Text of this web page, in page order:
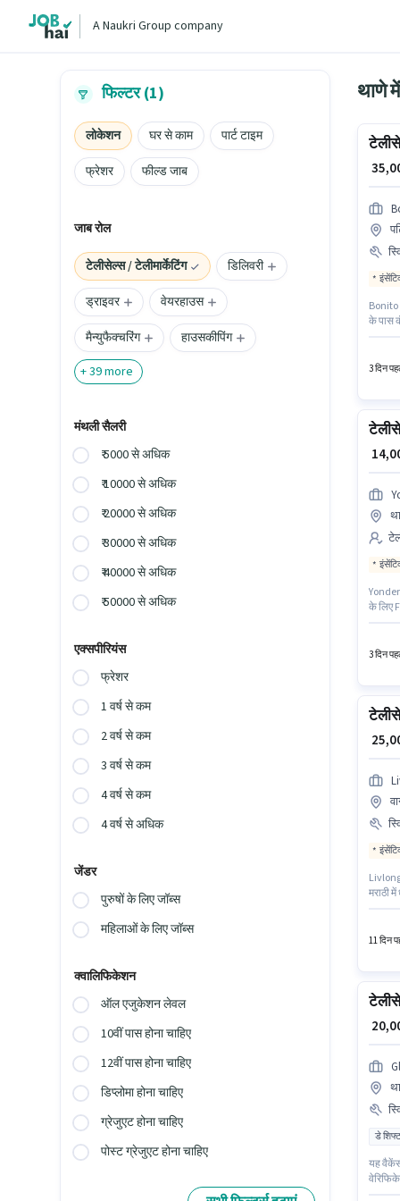
A Naukri Group company
फिल्टर (1)
लोकेशन घर से काम
पार्ट टाइम
फ्रेशर
फील्ड जाब
जाब रोल
टेलीसेल्स / टेलीमार्केटिंग
डिलिवरी
ड्राइवर
वेयरहाउस
मैन्युफैक्चरिंग
हाउसकीपिंग
+39more
मंथली सैलरी
₹ 5000 से अधिक
₹ 10000 से अधिक
₹ 20000 से अधिक
₹ 30000 से अधिक
₹ 40000 से अधिक
₹ 50000 से अधिक
एक्सपीरियंस
फ्रेशर
1 वर्ष से कम
2 वर्ष से कम
3 वर्ष से कम
4 वर्ष से कम
4 वर्ष से अधिक
जेंडर
पुरुषों के लिए जॉब्स
महिलाओं के लिए जॉब्स
क्वालिफिकेशन
ऑल एजुकेशन लेवल
10वीं पास होना चाहिए
12वीं पास होना चाहिए
डिप्लोमा होना चाहिए
ग्रेजुएट होना चाहिए
पोस्ट ग्रेजुएट होना चाहिए
थाणे
₹
के पास
3 दिन
₹
के लिए
3 दिन
₹
मराठी
11 दिन
₹
डे शिफ्ट
यह